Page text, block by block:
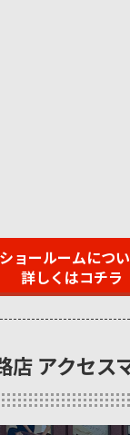
ショールームにつ
詳しくはコチラ
店 アクセス